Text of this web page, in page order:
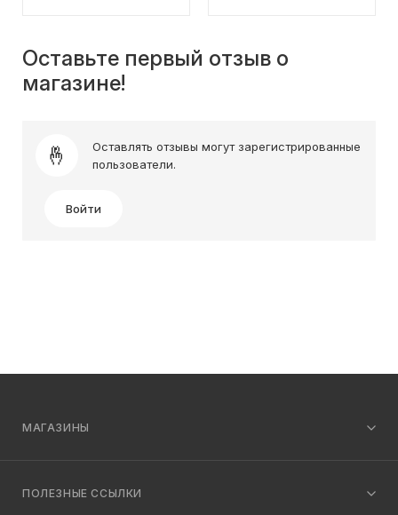
Оставьте первый отзыв о
магазине!
Оставлять отзывы могут зарегистрированные
пользователи.
Войти
МАГАЗИНЫ
ПОЛЕЗНЫЕ ССЫЛКИ